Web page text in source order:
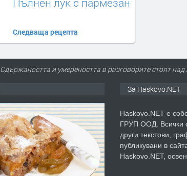
Следваща рецепта
Сдържаността и умереността в разговорите стоят
За Haskovo.NET
Haskovo.NET е
ГРУП ООД. Всички
други текстови,
публикувани в
Haskovo.NET,